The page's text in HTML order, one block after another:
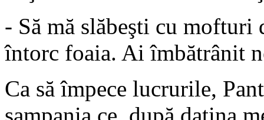
- Să mă slăbeşti cu mofturi
întorc foaia. Ai îmbătrânit
Ca să împece lucrurile,
şampania ce, după datina